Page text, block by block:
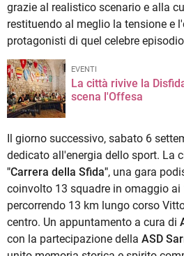
grazie al realistico scenario e alla
restituendo al meglio la tensione e
protagonisti di quel celebre
EVENTI
La città rivive la
scena l'Offesa
Il giorno successivo, sabato 6
dedicato all'energia dello sport. La
"Carrera della Sfida", una gara
coinvolto 13 squadre in omaggio
percorrendo 13 km lungo corso
centro. Un appuntamento a cura di
con la partecipazione della ASD